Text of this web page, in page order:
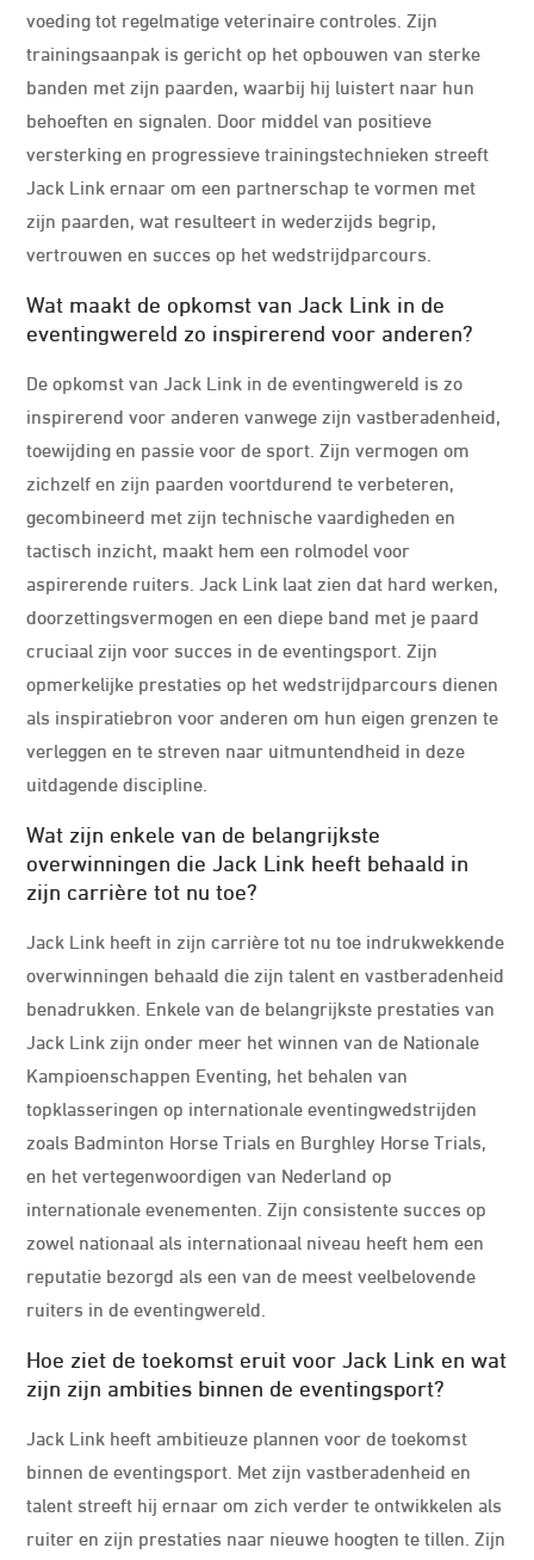
voeding tot regelmatige veterinaire controles. Zijn
trainingsaanpak is gericht op het opbouwen van sterke
banden met zijn paarden, waarbij hij luistert naar hun
behoeften en signalen. Door middel van positieve
versterking en progressieve trainingstechnieken streeft
Jack Link ernaar om een partnerschap te vormen met
zijn paarden, wat resulteert in wederzijds begrip,
vertrouwen en succes op het wedstrijdparcours.
Wat maakt de opkomst van Jack Link in de
eventingwereld zo inspirerend voor anderen?
De opkomst van Jack Link in de eventingwereld is zo
inspirerend voor anderen vanwege zijn vastberadenheid,
toewijding en passie voor de sport. Zijn vermogen om
zichzelf en zijn paarden voortdurend te verbeteren,
gecombineerd met zijn technische vaardigheden en
tactisch inzicht, maakt hem een rolmodel voor
aspirerende ruiters. Jack Link laat zien dat hard werken,
doorzettingsvermogen en een diepe band met je paard
cruciaal zijn voor succes in de eventingsport. Zijn
opmerkelijke prestaties op het wedstrijdparcours dienen
als inspiratiebron voor anderen om hun eigen grenzen te
verleggen en te streven naar uitmuntendheid in deze
uitdagende discipline.
Wat zijn enkele van de belangrijkste
overwinningen die Jack Link heeft behaald in
zijn carrière tot nu toe?
Jack Link heeft in zijn carrière tot nu toe indrukwekkende
overwinningen behaald die zijn talent en vastberadenheid
benadrukken. Enkele van de belangrijkste prestaties van
Jack Link zijn onder meer het winnen van de Nationale
Kampioenschappen Eventing, het behalen van
topklasseringen op internationale eventingwedstrijden
zoals Badminton Horse Trials en Burghley Horse Trials,
en het vertegenwoordigen van Nederland op
internationale evenementen. Zijn consistente succes op
zowel nationaal als internationaal niveau heeft hem een
reputatie bezorgd als een van de meest veelbelovende
ruiters in de eventingwereld.
Hoe ziet de toekomst eruit voor Jack Link en wat
zijn zijn ambities binnen de eventingsport?
Jack Link heeft ambitieuze plannen voor de toekomst
binnen de eventingsport. Met zijn vastberadenheid en
talent streeft hij ernaar om zich verder te ontwikkelen als
ruiter en zijn prestaties naar nieuwe hoogten te tillen. Zijn